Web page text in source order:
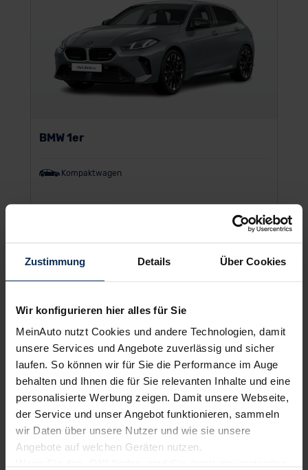
Zustimmung Details Über Cookies
Wir konfigurieren hier alles für Sie
MeinAuto nutzt Cookies und andere Technologien, damit
unsere Services und Angebote zuverlässig und sicher
laufen. So können wir für Sie die Performance im Auge
behalten und Ihnen die für Sie relevanten Inhalte und eine
personalisierte Werbung zeigen. Damit unsere Webseite,
der Service und unser Angebot funktionieren, sammeln
wir Daten über unsere Nutzer und wie sie unsere
Angebote auf welchen Geräten nutzen.
BMW 1er
Kompaktwagen
bis zu26 Maximalrabatt heute
BMW 7er